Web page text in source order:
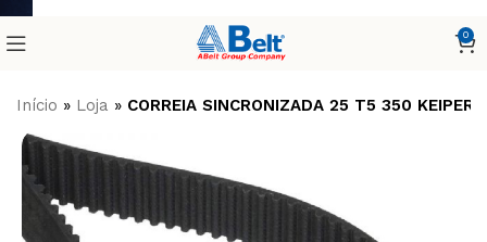
0
Início » Loja » CORREIA SINCRONIZADA 25 T5 350 KEIPER